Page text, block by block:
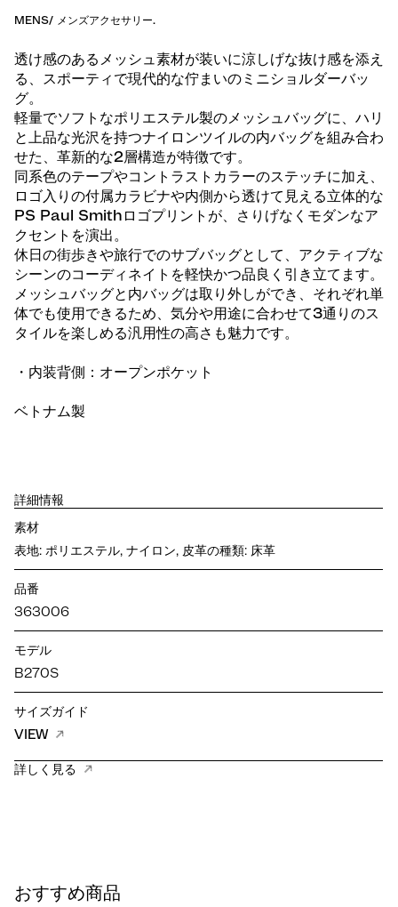
MENS/ メンズアクセサリー.
透け感のあるメッシュ素材が装いに涼しげな抜け感を添え
る、スポーティで現代的な佇まいのミニショルダーバッ
グ。
軽量でソフトなポリエステル製のメッシュバッグに、ハリ
と上品な光沢を持つナイロンツイルの内バッグを組み合わ
せた、革新的な2層構造が特徴です。
同系色のテープやコントラストカラーのステッチに加え、
ロゴ入りの付属カラビナや内側から透けて見える立体的な
PS Paul Smithロゴプリントが、さりげなくモダンなア
クセントを演出。
休日の街歩きや旅行でのサブバッグとして、アクティブな
シーンのコーディネイトを軽快かつ品良く引き立てます。
メッシュバッグと内バッグは取り外しができ、それぞれ単
体でも使用できるため、気分や用途に合わせて3通りのス
タイルを楽しめる汎用性の高さも魅力です。
・内装背側：オープンポケット
ベトナム製
詳細情報
素材
表地: ポリエステル, ナイロン, 皮革の種類: 床革
品番
363006
モデル
B270S
サイズガイド
VIEW
詳しく見る
おすすめ商品